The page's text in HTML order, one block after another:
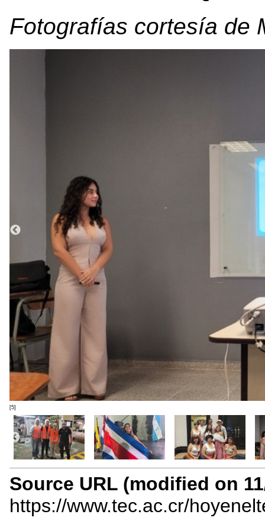
Fotografías cortesía de
[5]
Source URL (modified on
https://www.tec.ac.cr/